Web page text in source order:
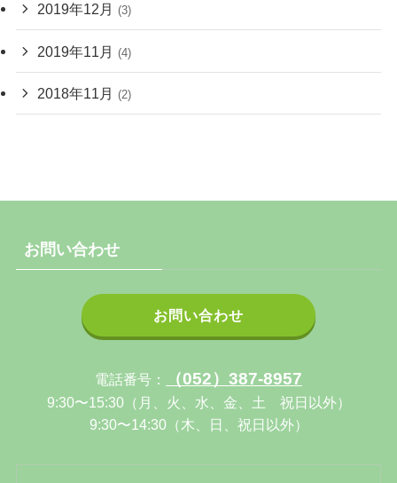
2019年12月 (3)
2019年11月 (4)
2018年11月 (2)
お問い合わせ
お問い合わせ
電話番号： （052）387-8957
9:30〜15:30（月、火、水、金、土 祝日以外）
9:30〜14:30（木、日、祝日以外）